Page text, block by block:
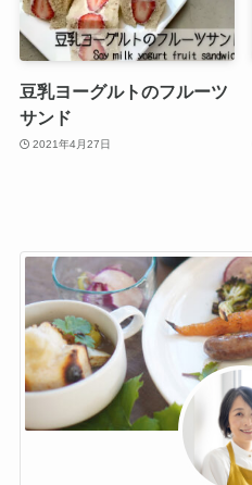
豆乳ヨーグルトのフルーツ
サンド
2021年4月27日